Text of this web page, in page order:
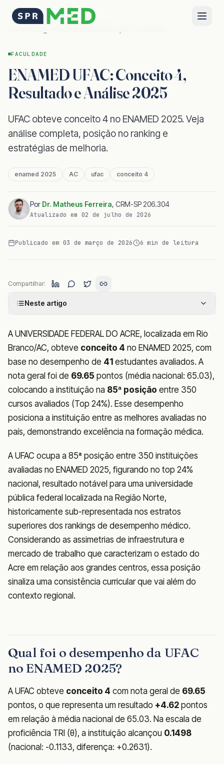
FACULDADE
ENAMED UFAC: Conceito 4,
Resultado e Análise 2025
UFAC obteve conceito 4 no ENAMED 2025. Veja
análise completa, posição no ranking e
estratégias de melhoria.
enamed 2025 AC ufac conceito 4
Por Dr. Matheus Ferreira, CRM-SP 206.304
Atualizado em 02 de julho de 2026
Publicado em 03 de março de 2026 6 min de leitura
Compartilhar:
Neste artigo
A UNIVERSIDADE FEDERAL DO ACRE, localizada em Rio
Branco/AC, obteve conceito 4 no ENAMED 2025, com
base no desempenho de 41 estudantes avaliados. A
nota geral foi de 69.65 pontos (média nacional: 65.03),
colocando a instituição na 85ª posição entre 350
cursos avaliados (Top 24%). Esse desempenho
posiciona a instituição entre as melhores avaliadas no
país, demonstrando excelência na formação médica.
A UFAC ocupa a 85ª posição entre 350 instituições
avaliadas no ENAMED 2025, figurando no top 24%
nacional, resultado notável para uma universidade
pública federal localizada na Região Norte,
historicamente sub-representada nos estratos
superiores dos rankings de desempenho médico.
Considerando as assimetrias de infraestrutura e
mercado de trabalho que caracterizam o estado do
Acre em relação aos grandes centros, essa posição
sinaliza uma consistência curricular que vai além do
contexto regional.
Qual foi o desempenho da UFAC
no ENAMED 2025?
A UFAC obteve conceito 4 com nota geral de 69.65
pontos, o que representa um resultado +4.62 pontos
em relação à média nacional de 65.03. Na escala de
proficiência TRI (θ), a instituição alcançou 0.1498
(nacional: -0.1133, diferença: +0.2631).